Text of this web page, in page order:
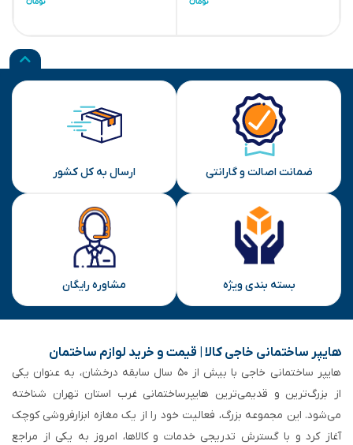
ضمانت اصالت و گارانتی ارسال به کل کشور
بسته بندی ویژه مشاوره رایگان
هایپر ساختمانی خاجی‌ کالا | قیمت و خرید لوازم ساختمان
هایپر ساختمانی خاجی‌ با بیش از ۵۰ سال سابقه‌ درخشان، به عنوان یکی
از بزرگ‌ترین و قدیمی‌ترین هایپرساختمانی‌ غرب استان تهران شناخته
می‌شود. این مجموعه بزرگ، فعالیت خود را از یک مغازه ابزارفروشی کوچک
آغاز کرد و با گسترش تدریجی خدمات و کالاها، امروز به یکی از مراجع